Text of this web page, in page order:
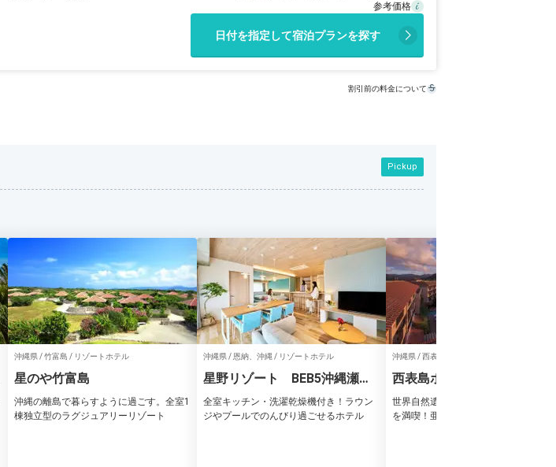
日付を指定して宿泊プランを探す
割引前の料金について
Pickup
沖縄県 / 竹富島 / リゾートホテル
星のや竹富島
沖縄の離島で暮らすように過ごす。全室1
棟独立型のラグジュアリーリゾート
沖縄県 / 恩納、沖縄 / リゾートホテル
星野リゾート BEB5沖縄瀬良
垣(ベブ)
全室キッチン・洗濯乾燥機付き！ラウン
ジやプールでのんびり過ごせるホテル
沖縄県 / 西表島 / リゾートホテル
西表島ホテル by 星野リゾー
世界自然遺産の離島で、アクティビテ
を満喫！亜熱帯のジャングルリゾート